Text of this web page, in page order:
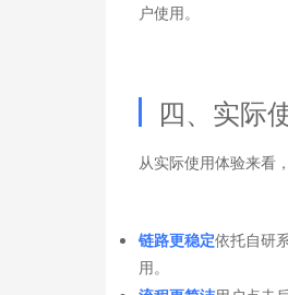
户使用。
四、实际
从实际使用体验来看
链路更稳定依托自研
用。